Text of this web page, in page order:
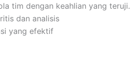
tim dengan keahlian yang teruji.
dan analisis
yang efektif